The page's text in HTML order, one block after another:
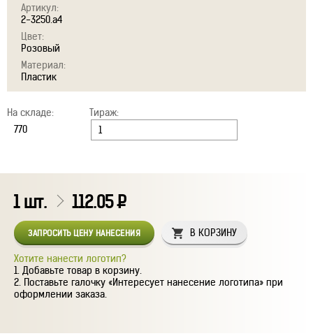
Артикул:
2-3250.a4
Цвет:
Розовый
Материал:
Пластик
На складе: Тираж:
1шт. 112.05Р
ЗАПРОСИТЬ ЦЕНУ НАНЕСЕНИЯ В КОРЗИНУ
Хотите нанести логотип?
Добавьте товар в корзину.
Поставьте галочку «Интересует нанесение логотипа» при
оформлении заказа.